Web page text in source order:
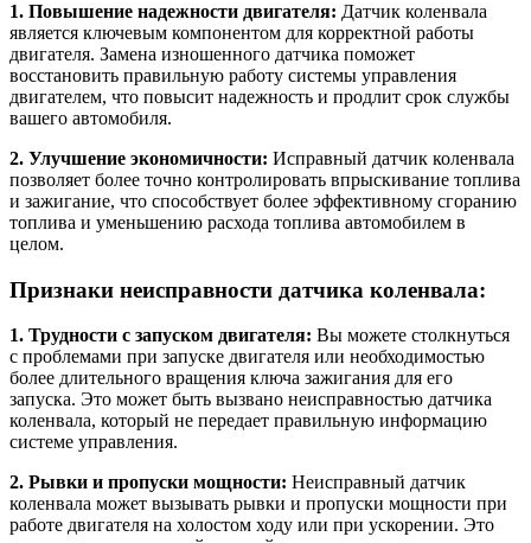
1. Повышение надежности двигателя: Датчик коленвала
является ключевым компонентом для корректной работы
двигателя. Замена изношенного датчика поможет
восстановить правильную работу системы управления
двигателем, что повысит надежность и продлит срок службы
вашего автомобиля.
2. Улучшение экономичности: Исправный датчик коленвала
позволяет более точно контролировать впрыскивание топлива
и зажигание, что способствует более эффективному сгоранию
топлива и уменьшению расхода топлива автомобилем в
целом.
Признаки неисправности датчика коленвала:
1. Трудности с запуском двигателя: Вы можете столкнуться
с проблемами при запуске двигателя или необходимостью
более длительного вращения ключа зажигания для его
запуска. Это может быть вызвано неисправностью датчика
коленвала, который не передает правильную информацию
системе управления.
2. Рывки и пропуски мощности: Неисправный датчик
коленвала может вызывать рывки и пропуски мощности при
работе двигателя на холостом ходу или при ускорении. Это